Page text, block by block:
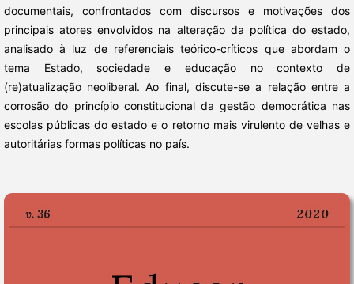
documentais, confrontados com discursos e motivações dos
principais atores envolvidos na alteração da política do estado,
analisado à luz de referenciais teórico-críticos que abordam o
tema Estado, sociedade e educação no contexto de
(re)atualização neoliberal. Ao final, discute-se a relação entre a
corrosão do princípio constitucional da gestão democrática nas
escolas públicas do estado e o retorno mais virulento de velhas e
autoritárias formas políticas no país.